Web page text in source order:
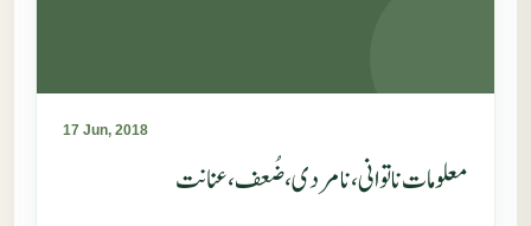
17 Jun, 2018
معلومات ناتوانی، نامردی، ضُعف، عنانت